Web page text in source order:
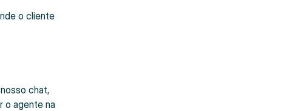
o cliente
chat,
o agente na